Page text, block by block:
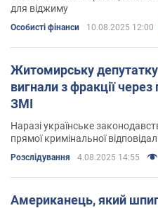
для віджиму
Особисті фінанси 10.08.2025 12:00
Житомирську
вигнали з фракції
ЗМІ
Наразі українське
прямої кримінальної
обласних рад за подвійне
Росією
Розслідування 4.08.2025 14:55
Американець, який